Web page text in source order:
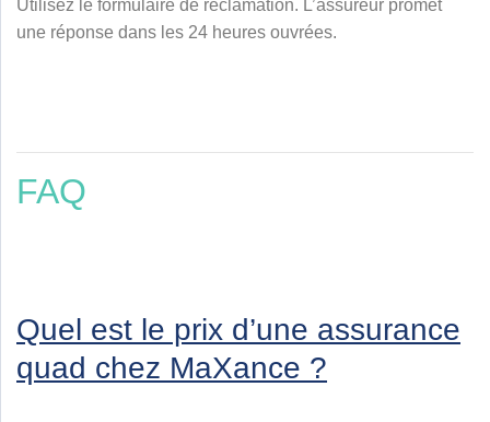
Utilisez le formulaire de réclamation. L’assureur promet
une réponse dans les 24 heures ouvrées.
FAQ
Quel est le prix d’une assurance
quad chez MaXance ?